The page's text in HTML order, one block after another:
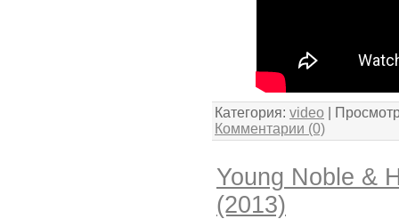
Категория: video |
Комментарии (0)
Young Noble &
(2013)